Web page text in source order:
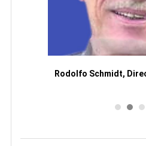
Rodolfo Schmidt,